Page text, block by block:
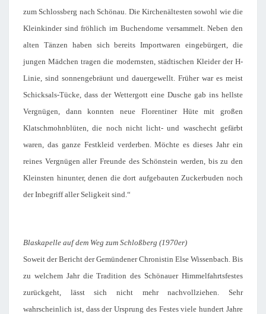
zum Schlossberg nach Schönau. Die Kirchenältesten sowohl wie die
Kleinkinder sind fröhlich im Buchendome versammelt. Neben den
alten Tänzen haben sich bereits Importwaren eingebürgert, die
jungen Mädchen tragen die modernsten, städtischen Kleider der H-
Linie, sind sonnengebräunt und dauergewellt. Früher war es meist
Schicksals-Tücke, dass der Wettergott eine Dusche gab ins hellste
Vergnügen, dann konnten neue Florentiner Hüte mit großen
Klatschmohnblüten, die noch nicht licht- und waschecht gefärbt
waren, das ganze Festkleid verderben. Möchte es dieses Jahr ein
reines Vergnügen aller Freunde des Schönstein werden, bis zu den
Kleinsten hinunter, denen die dort aufgebauten Zuckerbuden noch
der Inbegriff aller Seligkeit sind.“
Blaskapelle auf dem Weg zum Schloßberg (1970er)
Soweit der Bericht der Gemündener Chronistin Else Wissenbach. Bis
zu welchem Jahr die Tradition des Schönauer Himmelfahrtsfestes
zurückgeht, lässt sich nicht mehr nachvollziehen. Sehr
wahrscheinlich ist, dass der Ursprung des Festes viele hundert Jahre